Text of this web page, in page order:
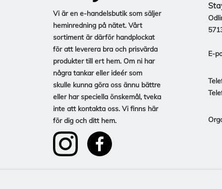
Vi är en e-handelsbutik som säljer
heminredning på nätet. Vårt
sortiment är därför handplockat
för att leverera bra och prisvärda
produkter till ert hem. Om ni har
några tankar eller ideér som
skulle kunna göra oss ännu bättre
eller har speciella önskemål, tveka
inte att kontakta oss. Vi finns här
för dig och ditt hem.
E-